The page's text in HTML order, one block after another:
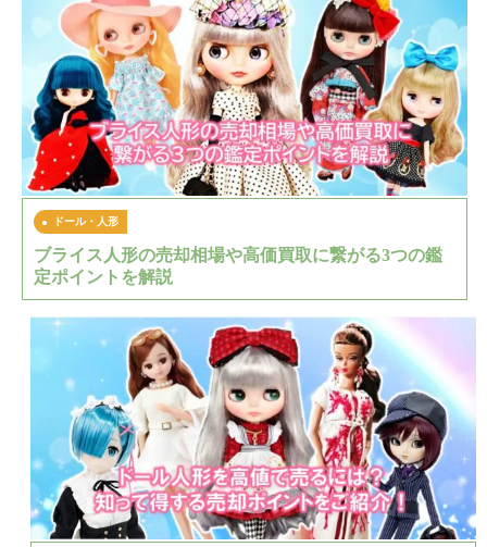
ドール・人形
ブライス人形の売却相場や高価買取に繋がる3つの鑑
定ポイントを解説